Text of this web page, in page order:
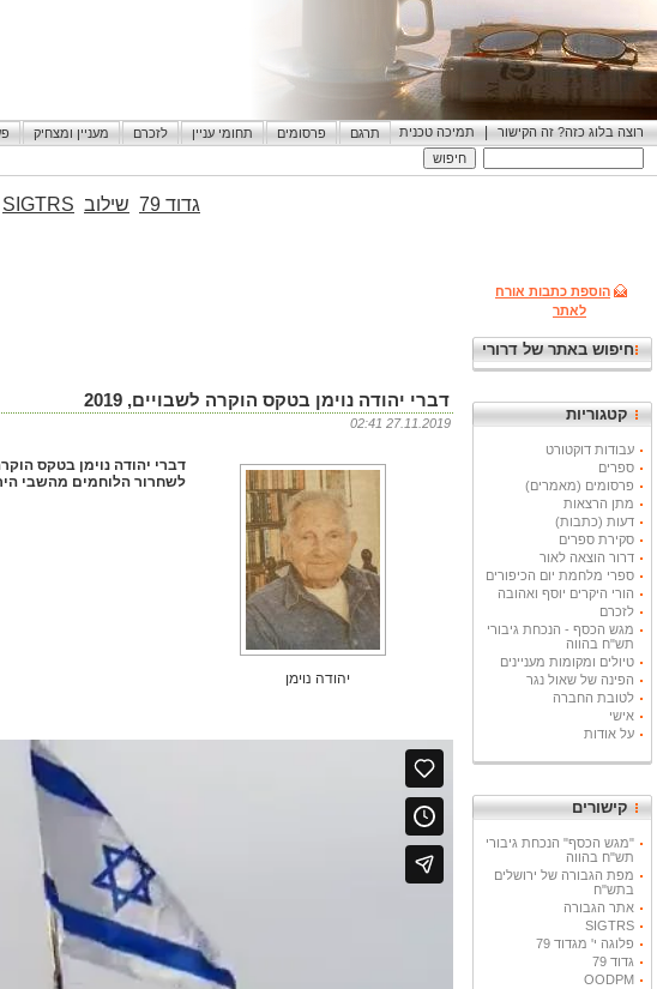
רוצה בלוג כזה? זה הקישור | תמיכה טכנית תרגם פרסומים תחומי עניין לזכרם מעניין ומצחיק
הוספת כתבות אורח
לאתר
חיפוש באתר של דרורי
קטגוריות
עבודות דוקטורט
ספרים
פרסומים (מאמרים)
מתן הרצאות
דעות (כתבות)
סקירת ספרים
דרור הוצאה לאור
ספרי מלחמת יום הכיפורים
הורי היקרים יוסף ואהובה
לזכרם
מגש הכסף - הנכחת גיבורי
תש"ח בהווה
טיולים ומקומות מעניינים
הפינה של שאול נגר
לטובת החברה
אישי
על אודות
קישורים
"מגש הכסף" הנכחת גיבורי
תש"ח בהווה
מפת הגבורה של ירושלים
בתש"ח
אתר הגבורה
SIGTRS
פלוגה י' מגדוד 79
גדוד 79
OODPM
גדוד 79 שילוב SIGTRS
דברי יהודה נוימן בטקס הוקרה לשבויים, 2019
27.11.2019 02:41
יהודה נוימן
לשחרור הלוחמים מהשבי